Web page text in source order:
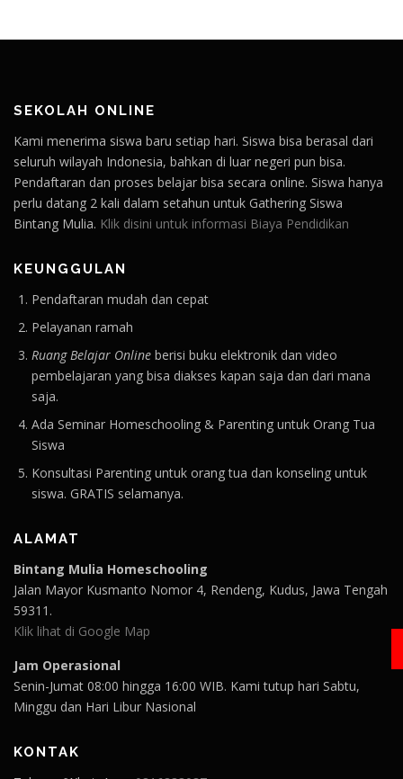
SEKOLAH ONLINE
Kami menerima siswa baru setiap hari. Siswa bisa berasal dari
seluruh wilayah Indonesia, bahkan di luar negeri pun bisa.
Pendaftaran dan proses belajar bisa secara online. Siswa hanya
perlu datang 2 kali dalam setahun untuk Gathering Siswa
Bintang Mulia. Klik disini untuk informasi Biaya Pendidikan
KEUNGGULAN
Pendaftaran mudah dan cepat
Pelayanan ramah
Ruang Belajar Online berisi buku elektronik dan video
pembelajaran yang bisa diakses kapan saja dan dari mana
saja.
Ada Seminar Homeschooling & Parenting untuk Orang Tua
Siswa
Konsultasi Parenting untuk orang tua dan konseling untuk
siswa. GRATIS selamanya.
ALAMAT
Bintang Mulia Homeschooling
Jalan Mayor Kusmanto Nomor 4, Rendeng, Kudus, Jawa Tengah
59311.
Klik lihat di Google Map
Jam Operasional
Senin-Jumat 08:00 hingga 16:00 WIB. Kami tutup hari Sabtu,
Minggu dan Hari Libur Nasional
KONTAK